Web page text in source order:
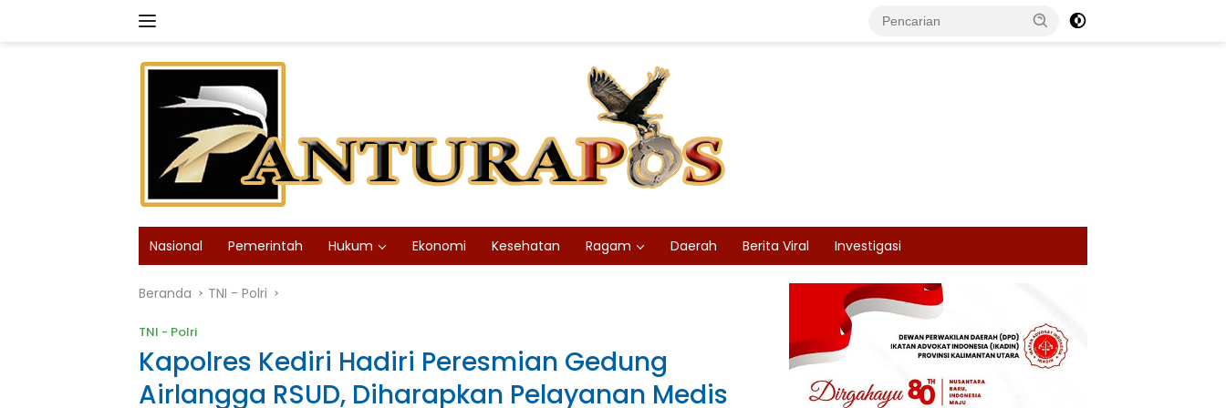
Nasional Pemerintah Hukum Ekonomi Kesehatan Ragam Daerah Berita Viral Investigasi
Beranda TNI - Polri
TNI - Polri
Kapolres Kediri Hadiri Peresmian Gedung
Airlangga RSUD, Diharapkan Pelayanan Medis